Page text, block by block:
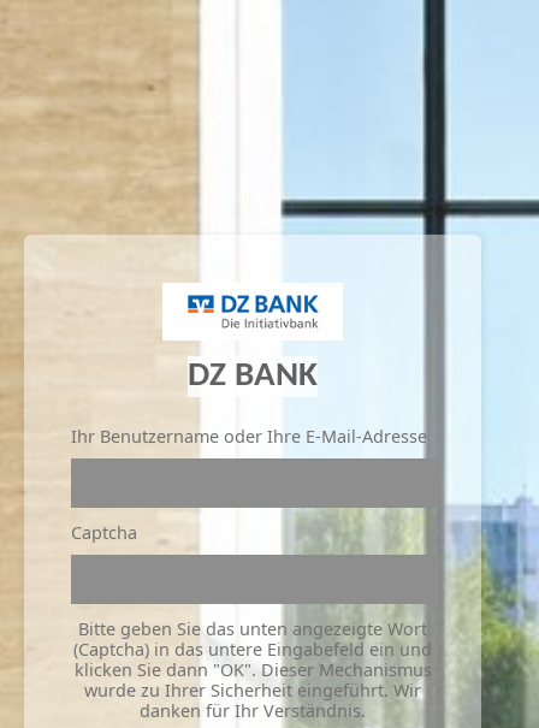
DZ BANK
Ihr Benutzername oder Ihre E-Mail-Adresse
Captcha
Bitte geben Sie das unten angezeigte Wort
(Captcha) in das untere Eingabefeld ein und
klicken Sie dann "OK". Dieser Mechanismus
wurde zu Ihrer Sicherheit eingeführt. Wir
danken für Ihr Verständnis.